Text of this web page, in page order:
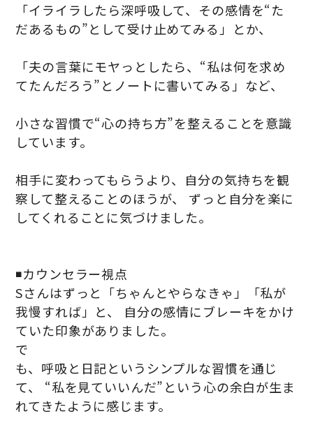
「イライラしたら深呼吸して、その感情を“た
だあるもの”として受け止めてみる」とか、
「夫の言葉にモヤっとしたら、“私は何を求め
てたんだろう”とノートに書いてみる」など、
小さな習慣で“心の持ち方”を整えることを意識
しています。
相手に変わってもらうより、自分の気持ちを観
察して整えることのほうが、 ずっと自分を楽に
してくれることに気づけました。
◾️カウンセラー視点
Sさんはずっと「ちゃんとやらなきゃ」「私が
我慢すれば」と、 自分の感情にブレーキをかけ
ていた印象がありました。
で
も、呼吸と日記というシンプルな習慣を通じ
て、 “私を見ていいんだ”という心の余白が生ま
れてきたように感じます。